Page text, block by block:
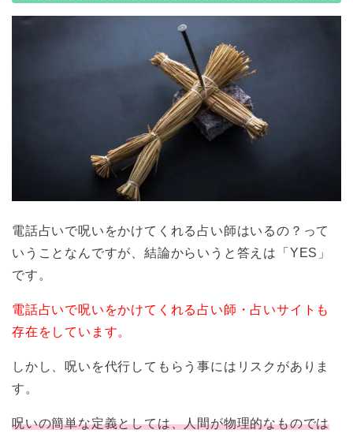
電話占いで呪いをかけてくれる占い師はいるの？って
いうことなんですが、結論からいうと答えは「YES」
です。
電話占いで呪いをかけてくれる占い師・占いサイトも
存在をしています。
しかし、呪いを代行してもらう事にはリスクがありま
す。
呪いの簡単な定義としては、人間が物理的なものでは